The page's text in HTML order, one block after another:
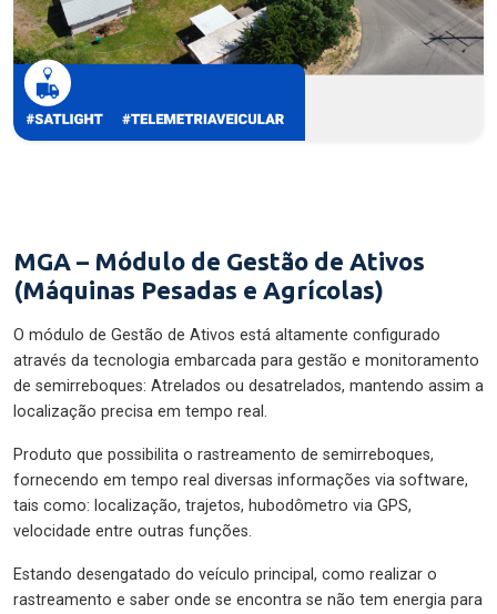
MGA – Módulo de Gestão de Ativos
(Máquinas Pesadas e Agrícolas)
O módulo de Gestão de Ativos está altamente configurado
através da tecnologia embarcada para gestão e monitoramento
de semirreboques: Atrelados ou desatrelados, mantendo assim a
localização precisa em tempo real.
Produto que possibilita o rastreamento de semirreboques,
fornecendo em tempo real diversas informações via software,
tais como: localização, trajetos, hubodômetro via GPS,
velocidade entre outras funções.
Estando desengatado do veículo principal, como realizar o
rastreamento e saber onde se encontra se não tem energia para